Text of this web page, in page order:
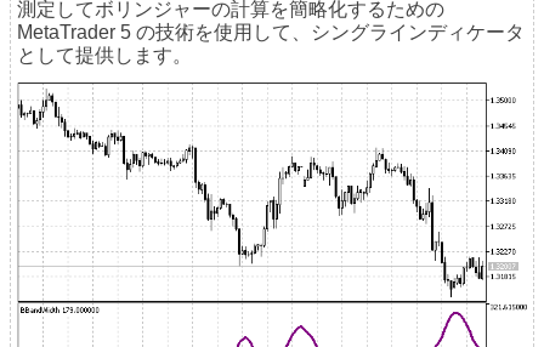
測定してボリンジャーの計算を簡略化するための
MetaTrader 5 の技術を使用して、シングラインディケータ
として提供します。